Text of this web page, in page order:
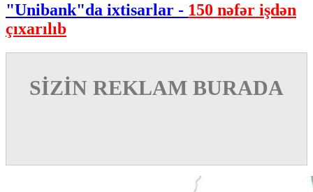
"Unibank"da ixtisarlar - 150 nəfər işdən
çıxarılıb
SİZİN REKLAM BURADA